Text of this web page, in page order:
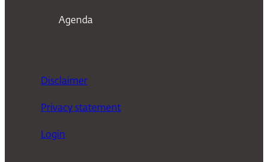
Agenda
Disclaimer
Privacy statement
Login